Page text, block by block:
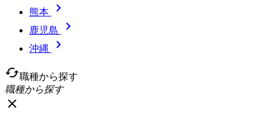
熊本 
鹿児島 
沖縄

cached職種から探す
職種から探す
close